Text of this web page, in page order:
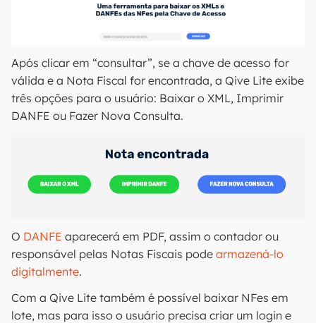
Após clicar em “consultar”, se a chave de acesso for
válida e a Nota Fiscal for encontrada, a Qive Lite exibe
três opções para o usuário: Baixar o XML, Imprimir
DANFE ou Fazer Nova Consulta.
O DANFE aparecerá em PDF, assim o contador ou
responsável pelas Notas Fiscais pode armazená-lo
digitalmente.
Com a Qive Lite também é possível baixar NFes em
lote, mas para isso o usuário precisa criar um login e